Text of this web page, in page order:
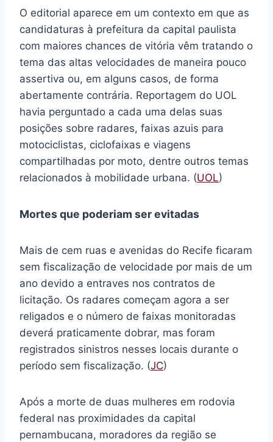
O editorial aparece em um contexto em que as
candidaturas à prefeitura da capital paulista
com maiores chances de vitória vêm tratando o
tema das altas velocidades de maneira pouco
assertiva ou, em alguns casos, de forma
abertamente contrária. Reportagem do UOL
havia perguntado a cada uma delas suas
posições sobre radares, faixas azuis para
motociclistas, ciclofaixas e viagens
compartilhadas por moto, dentre outros temas
relacionados à mobilidade urbana. (UOL)
Mortes que poderiam ser evitadas
Mais de cem ruas e avenidas do Recife ficaram
sem fiscalização de velocidade por mais de um
ano devido a entraves nos contratos de
licitação. Os radares começam agora a ser
religados e o número de faixas monitoradas
deverá praticamente dobrar, mas foram
registrados sinistros nesses locais durante o
período sem fiscalização. (JC)
Após a morte de duas mulheres em rodovia
federal nas proximidades da capital
pernambucana, moradores da região se